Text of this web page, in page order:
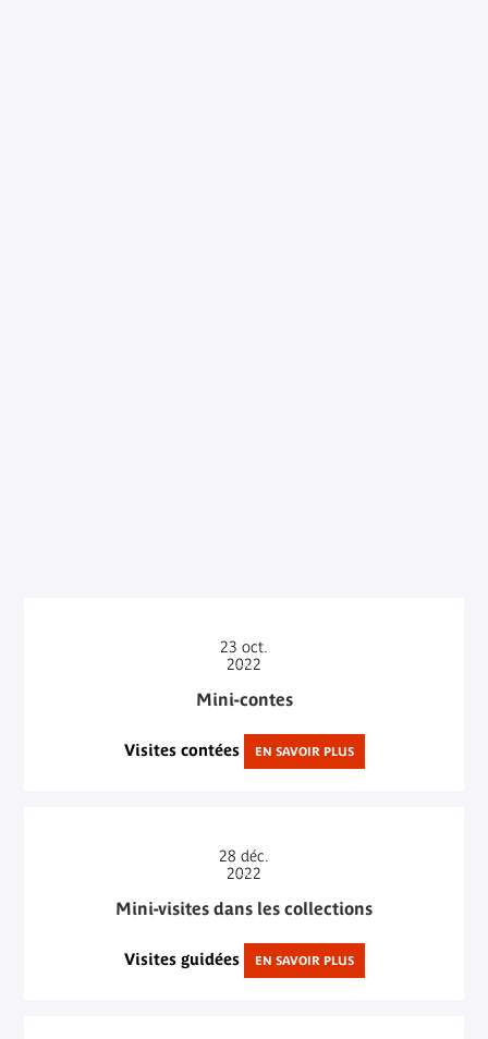
23 oct.
2022
Mini-contes
Visites contées EN SAVOIR PLUS
28 déc.
2022
Mini-visites dans les collections
Visites guidées EN SAVOIR PLUS